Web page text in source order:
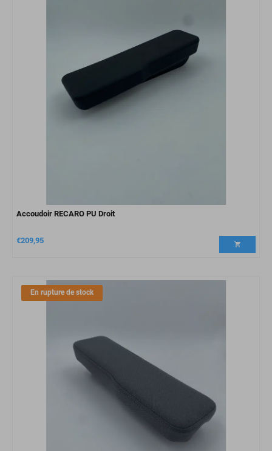
Accoudoir RECARO PU Droit
€209,95
En rupture de stock